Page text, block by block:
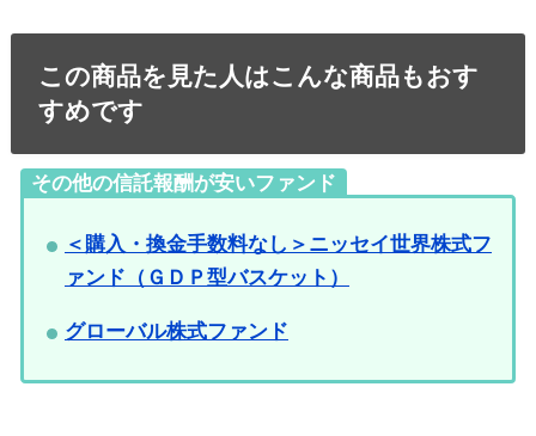
この商品を見た人はこんな商品もおす
すめです
その他の信託報酬が安いファンド
＜購入・換金手数料なし＞ニッセイ世界株式フ
ァンド（ＧＤＰ型バスケット）
グローバル株式ファンド